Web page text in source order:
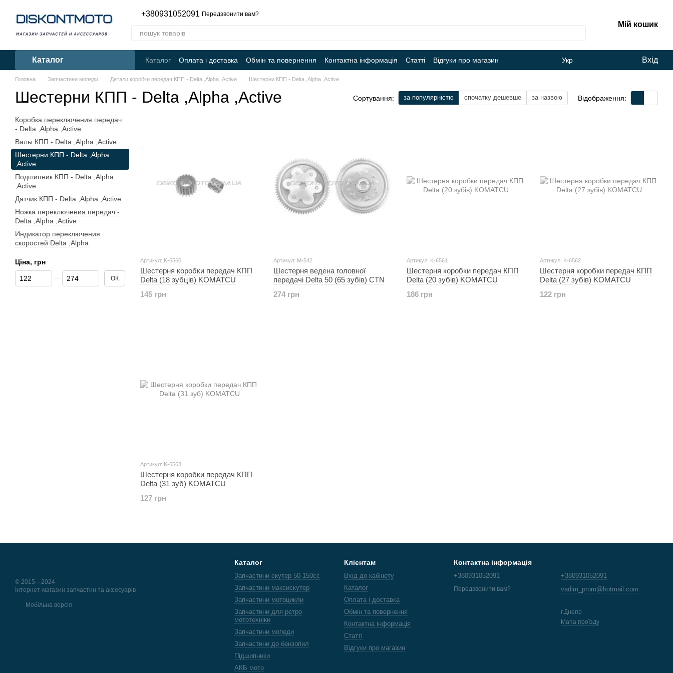
+380931052091 Передзвонити вам?
Мій кошик
Каталог Каталог Оплата і доставка Обмін та повернення Контактна інформація Статті Відгуки про магазин Укр Вхід
Головна Запчастини мопеди Детали коробки передач КПП - Delta ,Alpha ,Active Шестерни КПП - Delta ,Alpha ,Active
Шестерни КПП - Delta ,Alpha ,Active Сортування: за популярністю спочатку дешевше за назвою Відображення:
Артикул: K-6560
Шестерня коробки передач КПП
Delta (18 зубців) KOMATCU
145 грн
Артикул: M-542
Шестерня ведена головної
передачі Delta 50 (65 зубів) CTN
274 грн
Артикул: K-6561
Шестерня коробки передач КПП
Delta (20 зубів) KOMATCU
186 грн
Артикул: K-6562
Шестерня коробки передач КПП
Delta (27 зубів) KOMATCU
122 грн
Артикул: K-6563
Шестерня коробки передач КПП
Delta (31 зуб) KOMATCU
127 грн
Коробка переключения передач
- Delta ,Alpha ,Active
Валы КПП - Delta ,Alpha ,Active
Шестерни КПП - Delta ,Alpha
,Active
Подшипник КПП - Delta ,Alpha
,Active
Датчик КПП - Delta ,Alpha ,Active
Ножка переключения передач -
Delta ,Alpha ,Active
Индикатор переключения
скоростей Delta ,Alpha
Ціна, грн
Від Ціна, грн
До Ціна, грн ОК
© 2015—2024
Інтернет-магазин запчастин та аксесуарів
Мобільна версія
Каталог
Запчастини скутер 50-150cc
Запчастини максискутер
Запчастини мотоцикли
Запчастини для ретро
мототехніки
Запчастини мопеди
Запчастини до бензопил
Підшипники
АКБ мото
Клієнтам
Вхід до кабінету
Каталог
Оплата і доставка
Обмін та повернення
Контактна інформація
Статті
Відгуки про магазин
Контактна інформація
+380931052091
Передзвонити вам?
+380931052091
vadim_prom@hotmail.com
г.Днепр
Мапа проїзду